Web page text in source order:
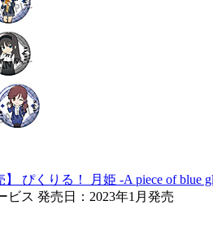
】 ぴくりる！ 月姫 ‐A piece of blue
ビス 発売日：2023年1月発売